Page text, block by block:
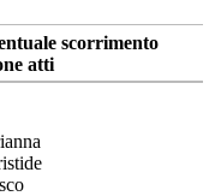
scorrimento
atti